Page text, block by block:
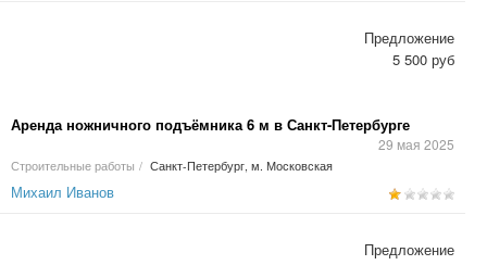
Аренда ножничного подъёмника 6 м в Санкт-Петербурге
29 мая 2025
Строительные работы / Санкт-Петербург, м. Московская
Предложение
5 500 руб
Михаил Иванов
Предложение